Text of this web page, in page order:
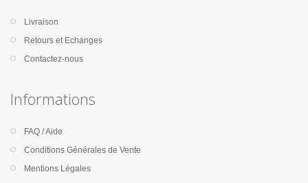
Livraison
Retours et Echanges
Contactez-nous
Informations
FAQ / Aide
Conditions Générales de Vente
Mentions Légales